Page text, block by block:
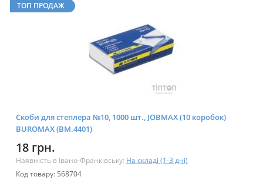
ТОП ПРОДАЖ
Скоби для степлера №10, 1000 шт., JOBMAX (10 коробок)
BUROMAX (BM.4401)
18 грн.
Наявність в Івано-Франківську: На складі (1-3 дні)
Код товару: 568704